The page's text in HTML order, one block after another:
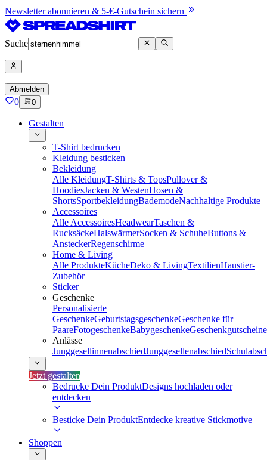
Newsletter abonnieren & 5-€-Gutschein sichern
Suche
Abmelden
0 0
Gestalten
T-Shirt bedrucken
Kleidung besticken
Bekleidung
Alle KleidungT-Shirts & TopsPullover &
HoodiesJacken & WestenHosen &
ShortsSportbekleidungBademodeNachhaltige Produkte
Accessoires
Alle AccessoiresHeadwearTaschen &
RucksäckeHalswärmerSocken & SchuheButtons &
AnsteckerRegenschirme
Home & Living
Alle ProdukteKücheDeko & LivingTextilienHaustier-
Zubehör
Sticker
Geschenke
Personalisierte
GeschenkeGeburtstagsgeschenkeGeschenke für
PaareFotogeschenkeBabygeschenkeGeschenkgutscheine
Anlässe
JunggesellinnenabschiedJunggesellenabschied
Jetzt gestalten
Bedrucke Dein ProduktDesigns hochladen oder
entdecken
Besticke Dein ProduktEntdecke kreative Stickmotive
Shoppen